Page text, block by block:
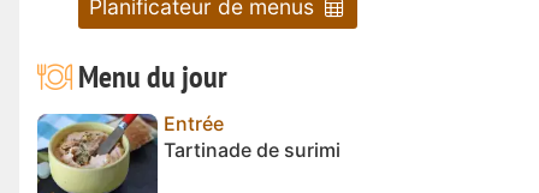
Planificateur de menus
Menu du jour
Entrée
Tartinade de surimi